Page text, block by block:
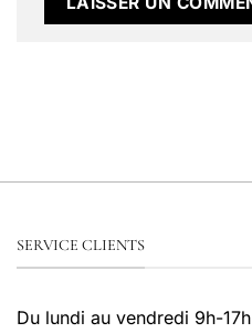
SERVICE CLIENTS
Du lundi au vendredi 9h-17h